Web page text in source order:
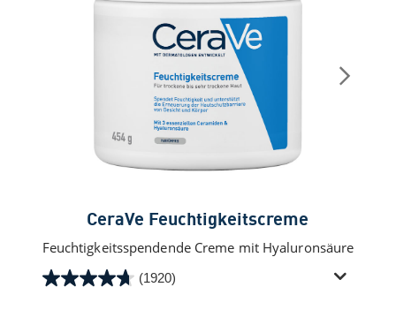
CeraVe Feuchtigkeitscreme
Feuchtigkeitsspendende Creme mit Hyaluronsäure
(1920)
4.7